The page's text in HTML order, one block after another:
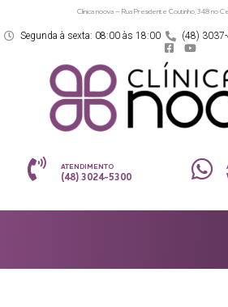
Clínica noova – Rua Presidente Coutinho, 348 no
Segunda à sexta: 08:00 às 18:00 (48)
ATENDIMENTO
(48) 3024-5300